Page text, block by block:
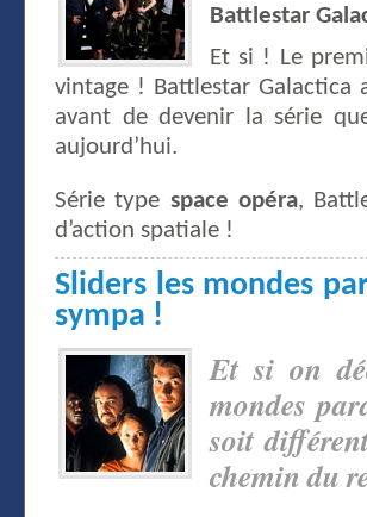
Battlestar
Et si ! Le
vintage ! Battlestar Galactica
avant de devenir la série
aujourd’hui.
Série type space opéra,
d’action spatiale !
Sliders les mondes
sympa !
Et si on
mondes
soit
chemin du